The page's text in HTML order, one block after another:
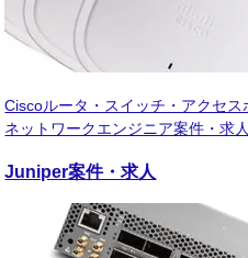
Ciscoルータ・スイッチ・アクセ
ネットワークエンジニア案件・求
Juniper案件・求人